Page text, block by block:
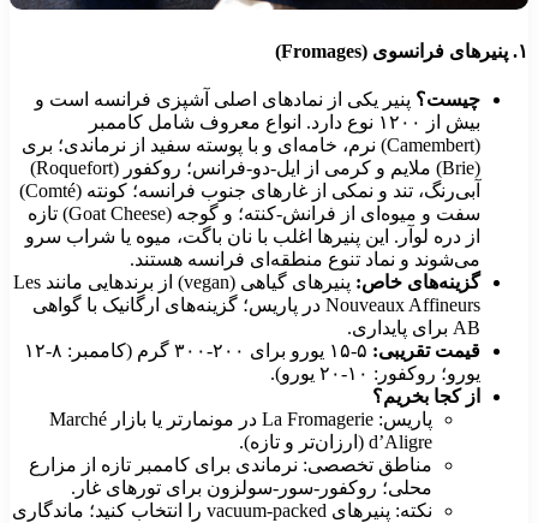
پنیرهای فرانسوی (Fromages)
چیست؟پنیر یکی از نمادهای اصلی آشپزی فرانسه است و
بیش از ۱۲۰۰ نوع دارد. انواع معروف شامل کاممبر
(Camembert) نرم، خامه‌ای و با پوسته سفید از نرماندی؛ بری
(Brie) ملایم و کرمی از ایل-دو-فرانس؛ روکفور (Roquefort)
آبی‌رنگ، تند و نمکی از غارهای جنوب فرانسه؛ کونته (Comté)
سفت و میوه‌ای از فرانش-کنته؛ و گوجه (Goat Cheese) تازه
از دره لوآر. این پنیرها اغلب با نان باگت، میوه یا شراب سرو
می‌شوند و نماد تنوع منطقه‌ای فرانسه هستند.
گزینه‌های خاص:
پنیرهای گیاهی (vegan) از برندهایی مانند Les
Nouveaux Affineurs در پاریس؛ گزینه‌های ارگانیک با گواهی
AB برای پایداری.
قیمت تقریبی:
۵-۱۵ یورو برای ۲۰۰-۳۰۰ گرم (کاممبر: ۸-۱۲
یورو؛ روکفور: ۱۰-۲۰ یورو).
از کجا بخریم؟
پاریس: La Fromagerie در مونمارتر یا بازار Marché
d’Aligre (ارزان‌تر و تازه).
مناطق تخصصی: نرماندی برای کاممبر تازه از مزارع
محلی؛ روکفور-سور-سولزون برای تورهای غار.
نکته: پنیرهای vacuum-packed را انتخاب کنید؛ ماندگاری